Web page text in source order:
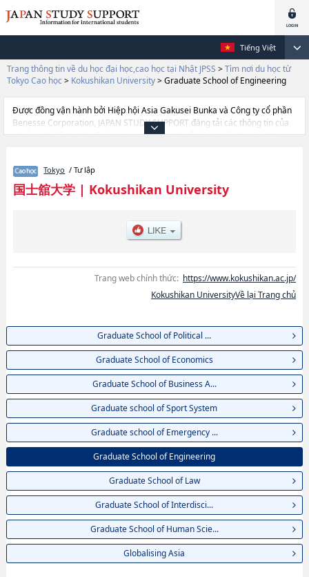
Tiếng Việt
Trang thông tin về du học đại học,cao học tại Nhật JPSS > Tìm nơi du học từ
Tokyo Cao học > Kokushikan University> Graduate School of Engineering
Được đồng vận hành bởi Hiệp hội Asia Gakusei Bunka và Công ty cổ phần
Benesse Corporation, JAPAN STUDY SUPPORT đăng tải các thông tin của
khoảng 1.300 trường đại học, cao học, trường đại học ngắn hạn, trường
cần thiết dành cho du học sinh, như là về các Graduate School of Political
SciencehoặcGraduate School of EconomicshoặcGraduate School of
Business AdministrationhoặcGraduate school of Sport
School of EngineeringhoặcGraduate School of LawhoặcGraduate School
of Interdisciplinary Intellectual Property LawshoặcGraduate School of
tuyển, cở sở trang thiết bị, hướng dẫn địa điểm v.v...
Tokyo / Tư lập
国士舘大学| Kokushikan University
Trang web chính thức: https://www.kokushikan.ac.jp/
Kokushikan UniversityVề lại Trang chủ
Graduate School of Political ...
Graduate School of Economics
Graduate School of Business A...
Graduate school of Sport System
Graduate school of Emergency ...
Graduate School of Engineering
Graduate School of Law
Graduate School of Interdisci...
Graduate School of Human Scie...
Globalising Asia